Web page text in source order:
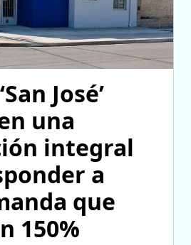
José’
una
integral
a
que
150%